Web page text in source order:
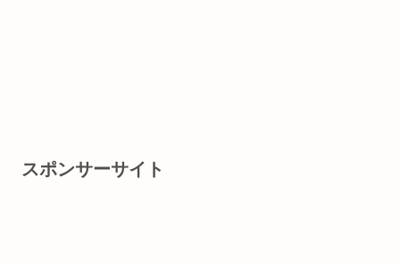
スポンサーサイト